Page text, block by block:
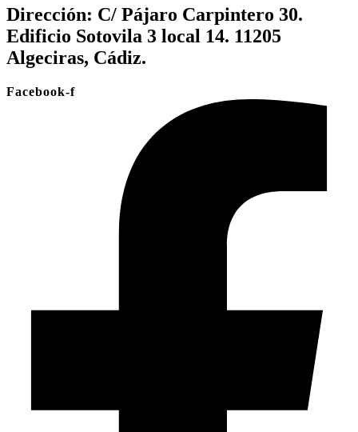
Dirección: C/ Pájaro Carpintero 30.
Edificio Sotovila 3 local 14. 11205
Algeciras, Cádiz.
Facebook-f